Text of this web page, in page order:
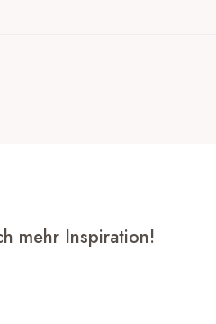
mehr Inspiration!